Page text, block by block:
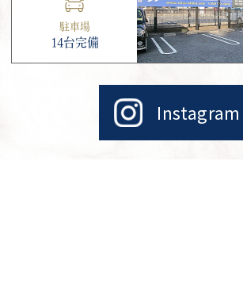
駐車場
14台完備
Instagram